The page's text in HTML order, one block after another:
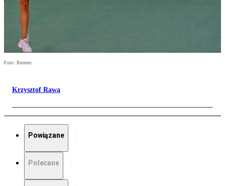
Foto: Reuters
Krzysztof Rawa
Powiązane
Polecane